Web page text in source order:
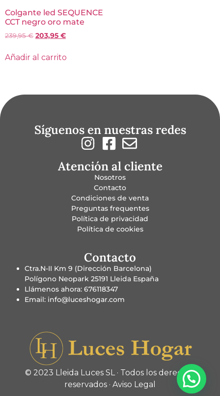
Colgante led SEQUENCE
CCT negro oro mate
239,95€ 203,95 €
Añadir al carrito
Síguenos en nuestras redes
Atención al cliente
Nosotros
Contacto
Condiciones de venta
Preguntas frequentes
Política de privacidad
Política de cookies
Contacto
Ctra.N-II Km 9 (Dirección Barcelona)
Polígono Neopark 25191 Lleida España
Llámenos ahora: 676118347
Email: info@luceshogar.com
© 2023 Lleida Luces SL · Todos los derechos
reservados · Aviso Legal